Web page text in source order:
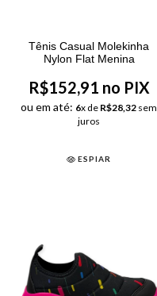
Tênis Casual Molekinha
Nylon Flat Menina
R$152,91 no PIX
ou em até: 6x de R$28,32 sem
juros
ESPIAR